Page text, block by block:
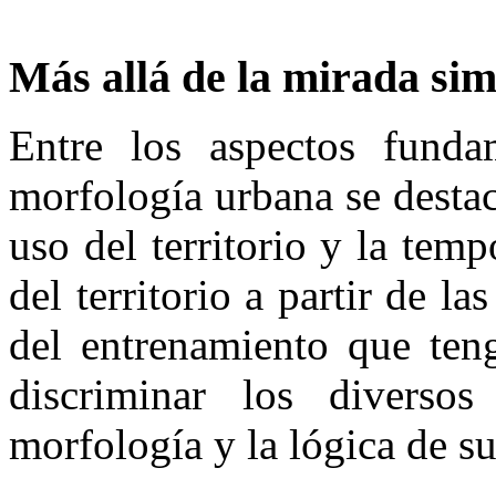
Más allá de la mirada
Entre los aspectos
morfología urbana se
uso del territorio y la
del territorio a partir de las
del entrenamiento que
discriminar los
morfología y la lógica de